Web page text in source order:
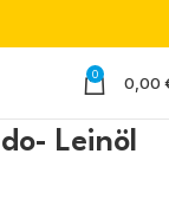
0 0,00
Leinöl